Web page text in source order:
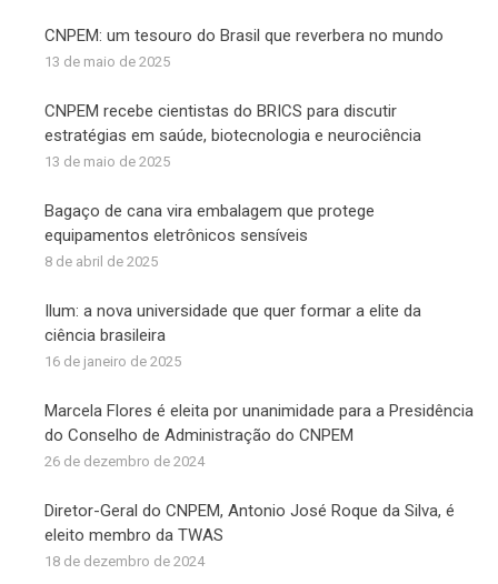
CNPEM: um tesouro do Brasil que reverbera no mundo
13 de maio de 2025
CNPEM recebe cientistas do BRICS para discutir
estratégias em saúde, biotecnologia e neurociência
13 de maio de 2025
Bagaço de cana vira embalagem que protege
equipamentos eletrônicos sensíveis
8 de abril de 2025
Ilum: a nova universidade que quer formar a elite da
ciência brasileira
16 de janeiro de 2025
Marcela Flores é eleita por unanimidade para a Presidência
do Conselho de Administração do CNPEM
26 de dezembro de 2024
Diretor-Geral do CNPEM, Antonio José Roque da Silva, é
eleito membro da TWAS
18 de dezembro de 2024